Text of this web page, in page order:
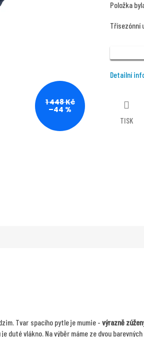
1 448 Kč
–44 %
Položka
Třísezónní
Detailní
TISK
Tvar spacího pytle je mumie - výrazně
duté vlákno. Na výběr máme ze dvou